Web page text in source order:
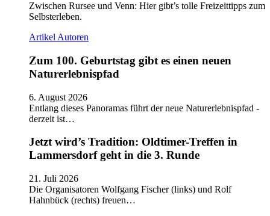
Zwischen Rursee und Venn: Hier gibt’s tolle Freizeittipps zum
Selbsterleben.
Artikel Autoren
Zum 100. Geburtstag gibt es einen neuen
Naturerlebnispfad
6. August 2026
Entlang dieses Panoramas führt der neue Naturerlebnispfad -
derzeit ist…
Jetzt wird’s Tradition: Oldtimer-Treffen in
Lammersdorf geht in die 3. Runde
21. Juli 2026
Die Organisatoren Wolfgang Fischer (links) und Rolf
Hahnbück (rechts) freuen…